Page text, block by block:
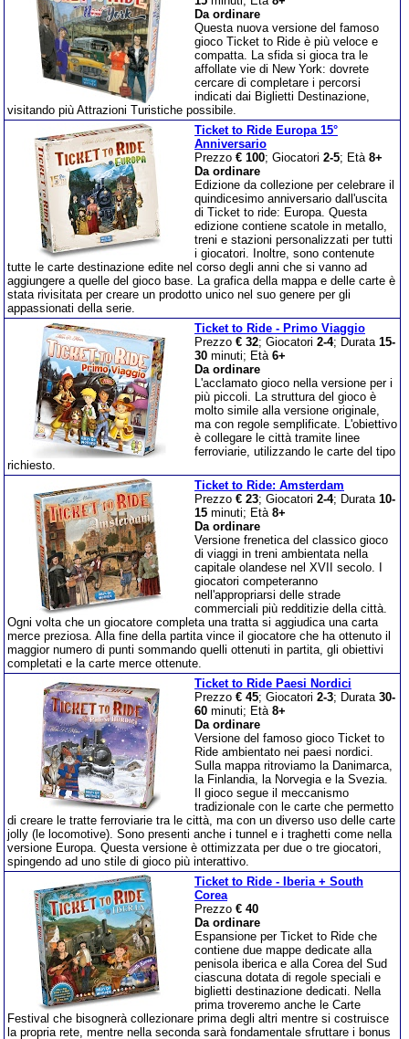
Da ordinare
Questa nuova versione del famoso
gioco Ticket to Ride è più veloce e
compatta. La sfida si gioca tra le
affollate vie di New York: dovrete
cercare di completare i percorsi
indicati dai Biglietti Destinazione,
visitando più Attrazioni Turistiche possibile.
Ticket to Ride Europa 15°
Anniversario
Prezzo € 100; Giocatori 2-5; Età 8+
Da ordinare
Edizione da collezione per celebrare il
quindicesimo anniversario dall'uscita
di Ticket to ride: Europa. Questa
edizione contiene scatole in metallo,
treni e stazioni personalizzati per tutti
i giocatori. Inoltre, sono contenute
tutte le carte destinazione edite nel corso degli anni che si vanno ad
aggiungere a quelle del gioco base. La grafica della mappa e delle carte è
stata rivisitata per creare un prodotto unico nel suo genere per gli
appassionati della serie.
Ticket to Ride - Primo Viaggio
Prezzo € 32; Giocatori 2-4; Durata 15-
30 minuti; Età 6+
Da ordinare
L'acclamato gioco nella versione per i
più piccoli. La struttura del gioco è
molto simile alla versione originale,
ma con regole semplificate. L'obiettivo
è collegare le città tramite linee
ferroviarie, utilizzando le carte del tipo
richiesto.
Ticket to Ride: Amsterdam
Prezzo € 23; Giocatori 2-4; Durata 10-
15 minuti; Età 8+
Da ordinare
Versione frenetica del classico gioco
di viaggi in treni ambientata nella
capitale olandese nel XVII secolo. I
giocatori competeranno
nell'appropriarsi delle strade
commerciali più redditizie della città.
Ogni volta che un giocatore completa una tratta si aggiudica una carta
merce preziosa. Alla fine della partita vince il giocatore che ha ottenuto il
maggior numero di punti sommando quelli ottenuti in partita, gli obiettivi
completati e la carte merce ottenute.
Ticket to Ride Paesi Nordici
Prezzo € 45; Giocatori 2-3; Durata 30-
60 minuti; Età 8+
Da ordinare
Versione del famoso gioco Ticket to
Ride ambientato nei paesi nordici.
Sulla mappa ritroviamo la Danimarca,
la Finlandia, la Norvegia e la Svezia.
Il gioco segue il meccanismo
tradizionale con le carte che permetto
di creare le tratte ferroviarie tra le città, ma con un diverso uso delle carte
jolly (le locomotive). Sono presenti anche i tunnel e i traghetti come nella
versione Europa. Questa versione è ottimizzata per due o tre giocatori,
spingendo ad uno stile di gioco più interattivo.
Ticket to Ride - Iberia + South
Corea
Prezzo € 40
Da ordinare
Espansione per Ticket to Ride che
contiene due mappe dedicate alla
penisola iberica e alla Corea del Sud
ciascuna dotata di regole speciali e
biglietti destinazione dedicati. Nella
prima troveremo anche le Carte
Festival che bisognerà collezionare prima degli altri mentre si costruisce
la propria rete, mentre nella seconda sarà fondamentale sfruttare i bonus